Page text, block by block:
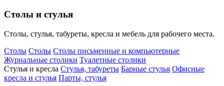
Столы и стулья
Столы, стулья, табуреты, кресла и мебель для рабочего места.
Столы Столы Столы письменные и компьютерные
Журнальные столики Туалетные столики
Стулья и кресла Стулья, табуреты Барные стулья Офисные
кресла и стулья Парты, стулья